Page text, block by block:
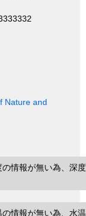
Nature and
情報が無い為、深
情報が無い為、水